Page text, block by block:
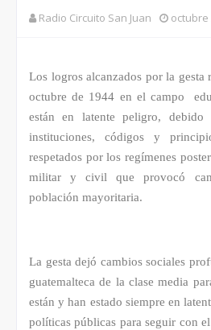
Radio Circuito San Juan octubre
Los logros alcanzados por la
octubre de 1944 en el campo
están en latente peligro,
instituciones, códigos y
respetados por los regímenes
militar y civil que provocó
población mayoritaria.
La gesta dejó cambios sociales
guatemalteca de la clase media
están y han estado siempre en
políticas públicas para seguir con